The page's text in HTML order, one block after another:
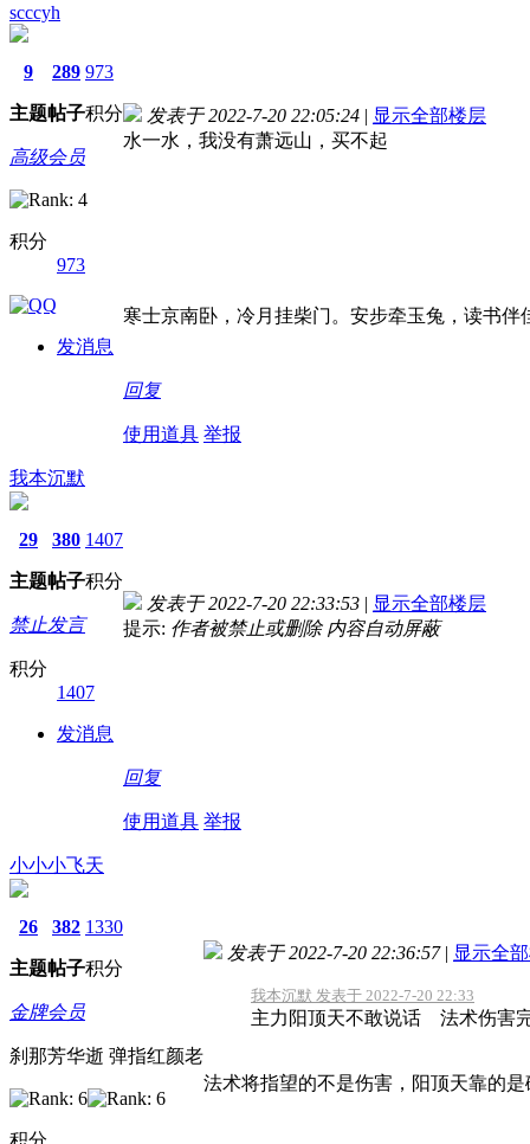
scccyh
9
主题
289
帖子
973
积分
高级会员
积分
973
发消息
发表于 2022-7-20 22:05:24 | 显示全部楼层
水一水，我没有萧远山，买不起
寒士京南卧，冷月挂柴门。安步牵玉兔，读书
回复
使用道具 举报
我本沉默
29
主题
380
帖子
1407
积分
禁止发言
积分
1407
发消息
发表于 2022-7-20 22:33:53 | 显示全部楼层
提示: 作者被禁止或删除 内容自动屏蔽
回复
使用道具 举报
小小小飞天
26
主题
382
帖子
1330
积分
金牌会员
刹那芳华逝 弹指红颜老
积分
发表于 2022-7-20 22:36:57 | 显示全
我本沉默 发表于 2022-7-20 22:33
主力阳顶天不敢说话 法术伤害
法术将指望的不是伤害，阳顶天靠的是